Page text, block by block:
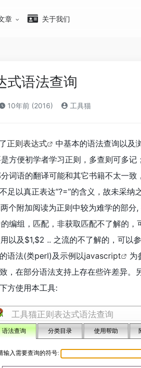
章 关于我们
式语法查询
10年前 (2016) 工具猫
正则表达式
中基本的语法查询以及
方便初学者学习正则，多查则可多记；
词语的翻译可能和其它书籍不太一致
足以真正表达“?=”的含义，故未采纳
个附加阅读为正则中较为难学的部分
编组，匹配，非获取匹配不了解的，
以及$1,$2 .. 之流的不了解的，可以
语法(类perl)及示例以javascript 为
，在部分语法支持上存在些许差异。
方使用本工具: